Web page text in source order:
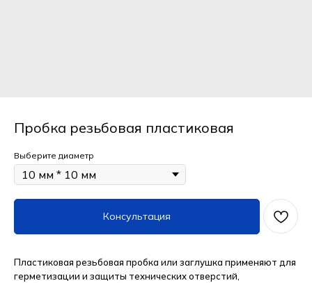
Пробка резьбовая пластиковая
Выберите диаметр
Консультация
Пластиковая резьбовая пробка или заглушка применяют для
герметизации и защиты технических отверстий,